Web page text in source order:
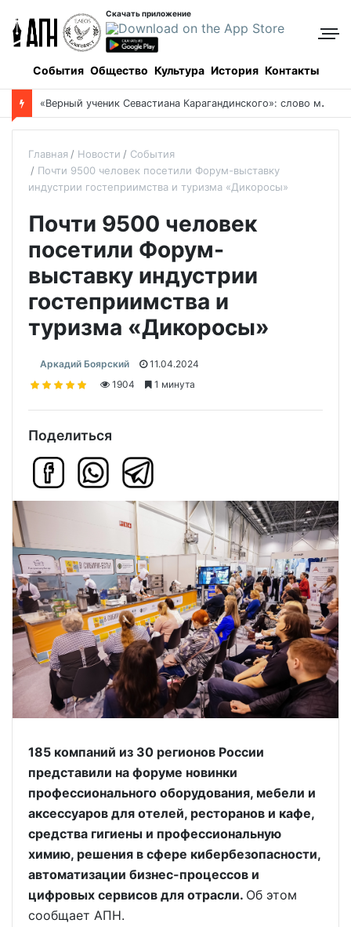
Скачать приложение
События Общество Культура История Контакты
«Верный ученик Севастиана Карагандинского»: слово митрополита Александра о почившем схиархимандрите Пахомии
Главная Новости
События
Почти 9500 человек посетили Форум-выставку
индустрии гостеприимства и туризма «Дикоросы»
Почти 9500 человек
посетили Форум-
выставку индустрии
гостеприимства и
туризма «Дикоросы»
Аркадий Боярский
11.04.2024
1904
1 минута
Поделиться
185 компаний из 30 регионов России
представили на форуме новинки
профессионального оборудования, мебели и
аксессуаров для отелей, ресторанов и кафе,
средства гигиены и профессиональную
химию, решения в сфере кибербезопасности,
автоматизации бизнес-процессов и
цифровых сервисов для отрасли. Об этом
сообщает АПН.